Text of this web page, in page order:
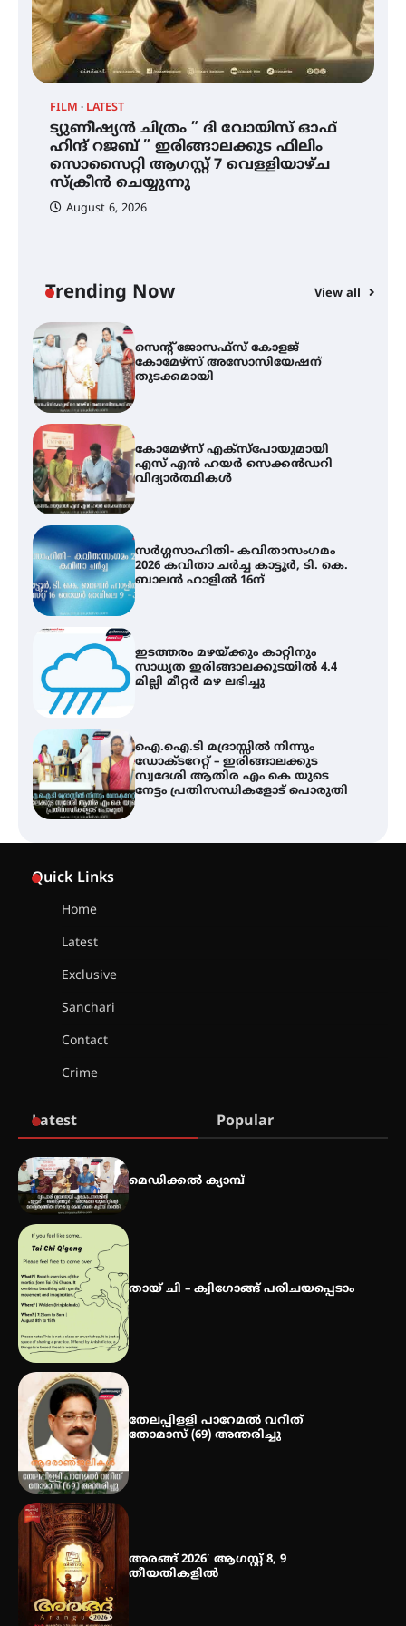
FILM LATEST
ട്യുണീഷ്യൻ ചിത്രം ” ദി വോയിസ് ഓഫ്
ഹിന്ദ് റജബ് ” ഇരിങ്ങാലക്കുട ഫിലിം
സൊസൈറ്റി ആഗസ്റ്റ് 7 വെള്ളിയാഴ്ച
സ്‌ക്രീൻ ചെയ്യുന്നു
August 6, 2026
Trending Now View all
ഐ.ഐ.ടി മദ്രാസ്സിൽ നിന്നും
ഡോക്ടറേറ്റ് – ഇരിങ്ങാലക്കുട
സ്വദേശി ആതിര എം കെ യുടെ
നേട്ടം പ്രതിസന്ധികളോട് പൊരുതി
ട്യുണീഷ്യൻ ചിത്രം ” ദി വോയിസ്
ഓഫ് ഹിന്ദ് റജബ് ” ഇരിങ്ങാലക്കുട
ഫിലിം സൊസൈറ്റി ആഗസ്റ്റ് 7
വെള്ളിയാഴ്ച സ്‌ക്രീൻ ചെയ്യുന്നു
കോമേഴ്സ് എക്സ്പോയുമായി
എസ് എൻ ഹയർ സെക്കൻഡറി
വിദ്യാർത്ഥികൾ
സർഗ്ഗസാഹിതി- കവിതാസംഗമം
2026 കവിതാ ചർച്ച കാട്ടൂർ, ടി. കെ.
ബാലൻ ഹാളിൽ 16ന്
ഇടത്തരം മഴയ്ക്കും കാറ്റിനും
സാധ്യത ഇരിങ്ങാലക്കുടയിൽ 4.4
മില്ലി മീറ്റർ മഴ ലഭിച്ചു
ഐ.ഐ.ടി മദ്രാസ്സിൽ നിന്നും
ഡോക്ടറേറ്റ് – ഇരിങ്ങാലക്കുട
സ്വദേശി ആതിര എം കെ യുടെ
നേട്ടം പ്രതിസന്ധികളോട് പൊരുതി
ട്യുണീഷ്യൻ ചിത്രം ” ദി വോയിസ്
ഓഫ് ഹിന്ദ് റജബ് ” ഇരിങ്ങാലക്കുട
ഫിലിം സൊസൈറ്റി ആഗസ്റ്റ് 7
വെള്ളിയാഴ്ച സ്‌ക്രീൻ ചെയ്യുന്നു
സാധ്യത ഇരിങ്ങാലക്കുടയിൽ 4.4
മില്ലി മീറ്റർ മഴ ലഭിച്ചു
സ്വദേശി ആതിര എം കെ യുടെ
നേട്ടം പ്രതിസന്ധികളോട് പൊരുതി
Quick Links
Home
Latest
Exclusive
Sanchari
Contact
Crime
Latest Popular
മെഡിക്കൽ ക്യാമ്പ്
തായ് ചി – ക്വിഗോങ്ങ് പരിചയപ്പെടാം
തേലപ്പിളളി പാറേമൽ വറീത്
തോമാസ് (69) അന്തരിച്ചു
അരങ്ങ് 2026′ ആഗസ്റ്റ് 8, 9
തീയതികളിൽ